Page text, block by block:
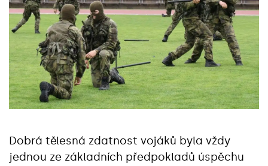
Dobrá tělesná zdatnost vojáků byla vždy
jednou ze základních předpokladů úspěchu